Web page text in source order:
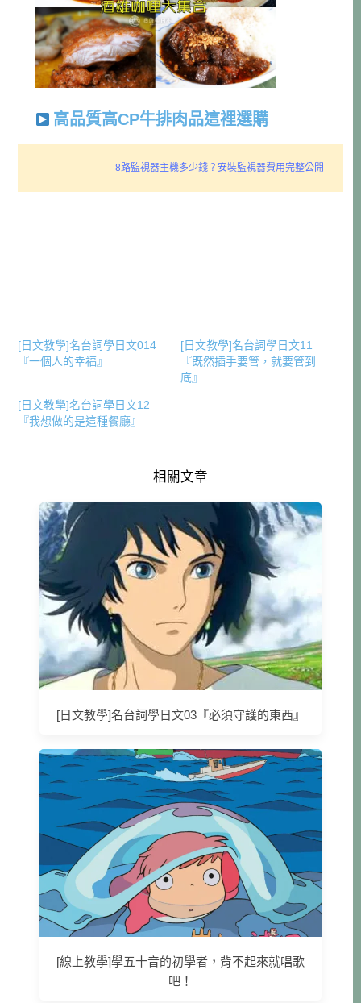
高品質高CP牛排肉品這裡選購
8路監視器主機多少錢？安裝監視器費用完整公開
[日文教學]名台詞學日文014
『一個人的幸福』
[日文教學]名台詞學日文11
『既然插手要管，就要管到
底』
[日文教學]名台詞學日文12
『我想做的是這種餐廳』
相關文章
[日文教學]名台詞學日文03『必須守護的東西』
[線上教學]學五十音的初學者，背不起來就唱歌
吧！